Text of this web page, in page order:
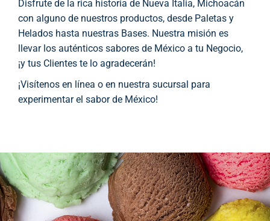
Disfrute de la rica historia de Nueva Italia, Michoacán
con alguno de nuestros productos, desde Paletas y
Helados hasta nuestras Bases. Nuestra misión es
llevar los auténticos sabores de México a tu Negocio,
¡y tus Clientes te lo agradecerán!
¡Visítenos en línea o en nuestra sucursal para
experimentar el sabor de México!